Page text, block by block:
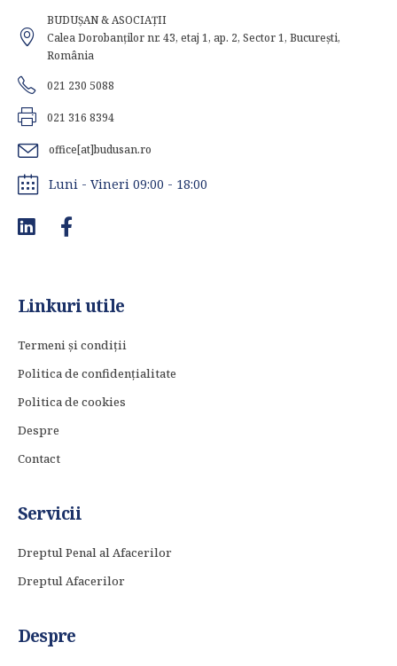
BUDUȘAN & ASOCIAȚII
Calea Dorobanților nr. 43, etaj 1, ap. 2, Sector 1, București,
România
021 230 5088
021 316 8394
office[at]budusan.ro
Luni - Vineri 09:00 - 18:00
Linkuri utile
Termeni și condiții
Politica de confidențialitate
Politica de cookies
Despre
Contact
Servicii
Dreptul Penal al Afacerilor
Dreptul Afacerilor
Despre